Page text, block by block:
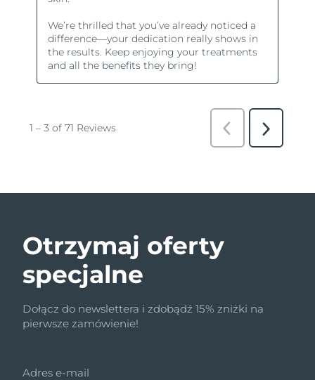
Otrzymaj oferty
specjalne
Dołącz do newslettera i zdobądź 15% zniżki na
pierwsze zamówienie!
Adres e-mail